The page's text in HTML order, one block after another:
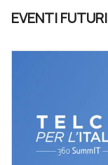
EVENTI FUTURI